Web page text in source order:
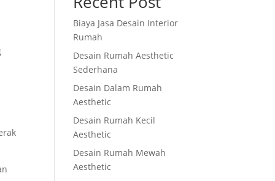
Biaya Jasa Desain Interior
Rumah
Desain Rumah Aesthetic
Sederhana
Desain Dalam Rumah
Aesthetic
Desain Rumah Kecil
Aesthetic
Desain Rumah Mewah
Aesthetic